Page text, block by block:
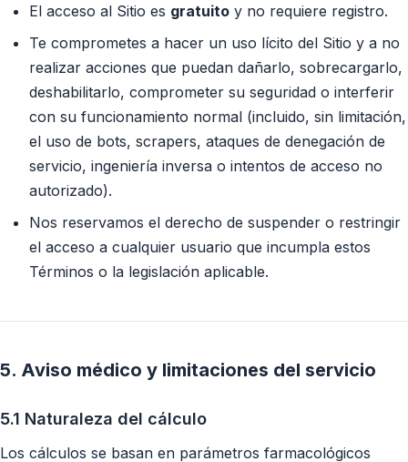
El acceso al Sitio es gratuito y no requiere registro.
Te comprometes a hacer un uso lícito del Sitio y a no
realizar acciones que puedan dañarlo, sobrecargarlo,
deshabilitarlo, comprometer su seguridad o interferir
con su funcionamiento normal (incluido, sin limitación,
el uso de bots, scrapers, ataques de denegación de
servicio, ingeniería inversa o intentos de acceso no
autorizado).
Nos reservamos el derecho de suspender o restringir
el acceso a cualquier usuario que incumpla estos
Términos o la legislación aplicable.
5. Aviso médico y limitaciones del servicio
5.1 Naturaleza del cálculo
Los cálculos se basan en parámetros farmacológicos